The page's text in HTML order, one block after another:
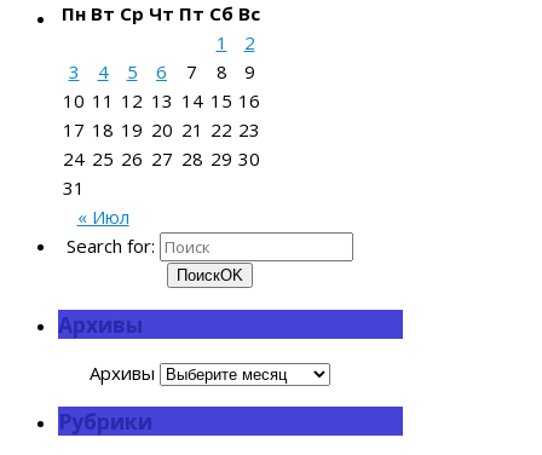
Пн Вт Ср Чт Пт Сб Вс
« Июл
1
2
3
4 5 6 7 8
9
10 11 12 13 14 15 16
17 18 19 20 21 22 23
24 25 26 27 28 29 30
31
Search for:
ПоискOK
Архивы
Архивы
Рубрики